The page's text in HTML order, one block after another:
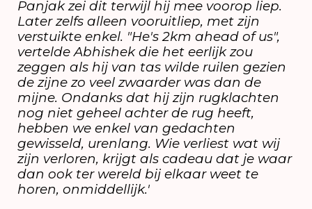
Panjak zei dit terwijl hij mee voorop liep.
Later zelfs alleen vooruitliep, met zijn
verstuikte enkel. "He's 2km ahead of us",
vertelde Abhishek die het eerlijk zou
zeggen als hij van tas wilde ruilen gezien
de zijne zo veel zwaarder was dan de
mijne. Ondanks dat hij zijn rugklachten
nog niet geheel achter de rug heeft,
hebben we enkel van gedachten
gewisseld, urenlang. Wie verliest wat wij
zijn verloren, krijgt als cadeau dat je waar
dan ook ter wereld bij elkaar weet te
horen, onmiddellijk.'